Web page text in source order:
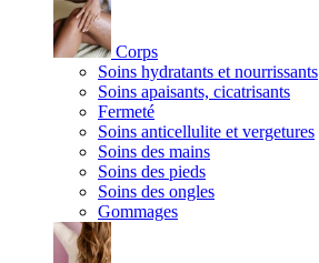
Corps
Soins hydratants et nourrissants
Soins apaisants, cicatrisants
Fermeté
Soins anticellulite et vergetures
Soins des mains
Soins des pieds
Soins des ongles
Gommages